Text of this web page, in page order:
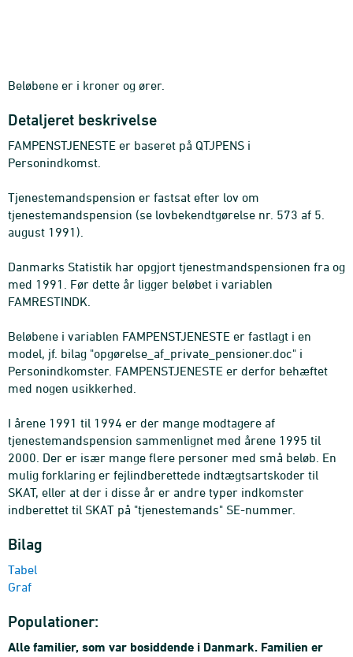
Beløbene er i kroner og ører.
Detaljeret beskrivelse
FAMPENSTJENESTE er baseret på QTJPENS i
Personindkomst.
Tjenestemandspension er fastsat efter lov om
tjenestemandspension (se lovbekendtgørelse nr. 573 af 5.
august 1991).
Danmarks Statistik har opgjort tjenestmandspensionen fra og
med 1991. Før dette år ligger beløbet i variablen
FAMRESTINDK.
Beløbene i variablen FAMPENSTJENESTE er fastlagt i en
model, jf. bilag "opgørelse_af_private_pensioner.doc" i
Personindkomster. FAMPENSTJENESTE er derfor behæftet
med nogen usikkerhed.
I årene 1991 til 1994 er der mange modtagere af
tjenestemandspension sammenlignet med årene 1995 til
2000. Der er især mange flere personer med små beløb. En
mulig forklaring er fejlindberettede indtægtsartskoder til
SKAT, eller at der i disse år er andre typer indkomster
indberettet til SKAT på "tjenestemands" SE-nummer.
Bilag
Tabel
Graf
Populationer:
Alle familier, som var bosiddende i Danmark. Familien er